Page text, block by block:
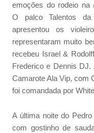
emoções do rodeio na
O palco Talentos da
apresentou os
representaram muito
recebeu Israel &
Frederico e Dennis
Camarote Ala Vip, com
foi comandada por
A última noite do
com gostinho de